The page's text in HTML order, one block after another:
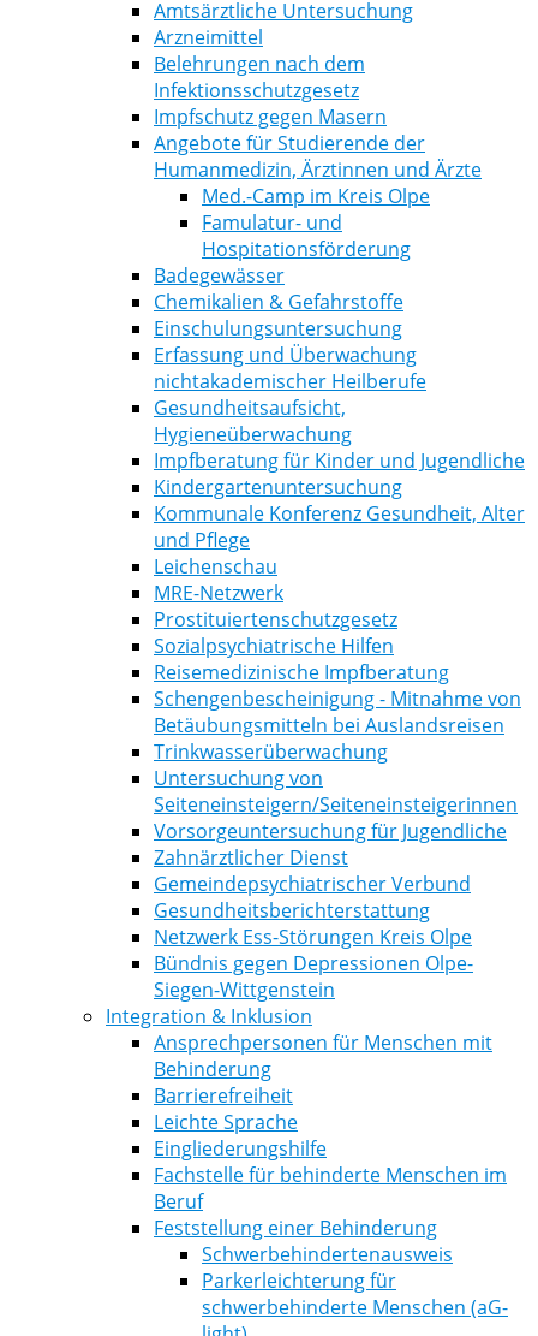
Amtsärztliche Untersuchung
Arzneimittel
Belehrungen nach dem
Infektionsschutzgesetz
Impfschutz gegen Masern
Angebote für Studierende der
Humanmedizin, Ärztinnen und Ärzte
Med.-Camp im Kreis Olpe
Famulatur- und
Hospitationsförderung
Badegewässer
Chemikalien & Gefahrstoffe
Einschulungsuntersuchung
Erfassung und Überwachung
nichtakademischer Heilberufe
Gesundheitsaufsicht,
Hygieneüberwachung
Impfberatung für Kinder und Jugendliche
Kindergartenuntersuchung
Kommunale Konferenz Gesundheit, Alter
und Pflege
Leichenschau
MRE-Netzwerk
Prostituiertenschutzgesetz
Sozialpsychiatrische Hilfen
Reisemedizinische Impfberatung
Schengenbescheinigung - Mitnahme von
Betäubungsmitteln bei Auslandsreisen
Trinkwasserüberwachung
Untersuchung von
Seiteneinsteigern/Seiteneinsteigerinnen
Vorsorgeuntersuchung für Jugendliche
Zahnärztlicher Dienst
Gemeindepsychiatrischer Verbund
Gesundheitsberichterstattung
Netzwerk Ess-Störungen Kreis Olpe
Bündnis gegen Depressionen Olpe-
Siegen-Wittgenstein
Integration & Inklusion
Ansprechpersonen für Menschen mit
Behinderung
Barrierefreiheit
Leichte Sprache
Eingliederungshilfe
Fachstelle für behinderte Menschen im
Beruf
Feststellung einer Behinderung
Schwerbehindertenausweis
Parkerleichterung für
schwerbehinderte Menschen (aG-